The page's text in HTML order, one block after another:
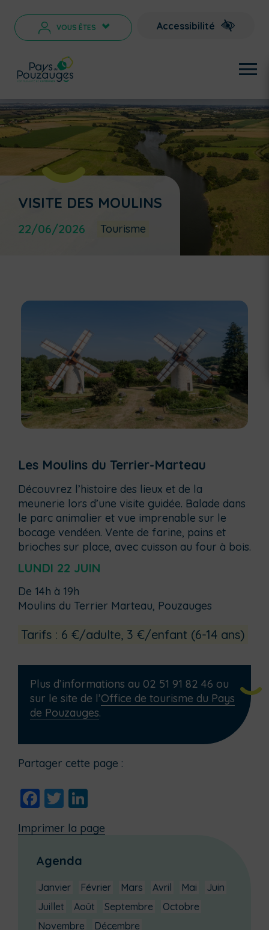
VOUS ÊTES > Accessibilité
VISITE DES MOULINS
22/06/2026 Tourisme
Les Moulins du Terrier-Marteau
Découvrez l’histoire des lieux et de la
meunerie lors d’une visite guidée. Balade dans
le parc animalier et vue imprenable sur le
bocage vendéen. Vente de farine, pains et
brioches sur place, avec cuisson au four à bois.
LUNDI 22 JUIN
De 14h à 19h
Moulins du Terrier Marteau, Pouzauges
Tarifs : 6 €/adulte, 3 €/enfant (6-14 ans)
Plus d’informations au 02 51 91 82 46 ou
sur le site de l’Office de tourisme du Pays
de Pouzauges.
Partager cette page :
Facebook
Twitter
Imprimer la page
Agenda
Janvier Février Mars Avril Mai
Juin
Juillet
Août Septembre
Octobre
Novembre
Décembre